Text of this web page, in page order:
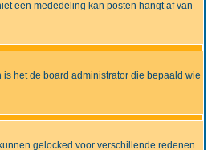
een mededeling kan posten hangt af van
het de board administrator die bepaald wie
gelocked voor verschillende redenen.